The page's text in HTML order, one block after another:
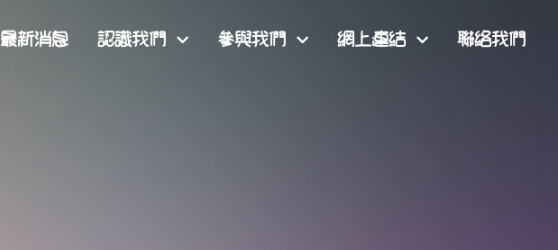
最新消息 認識我們 參與我們 網上連結 聯絡我們